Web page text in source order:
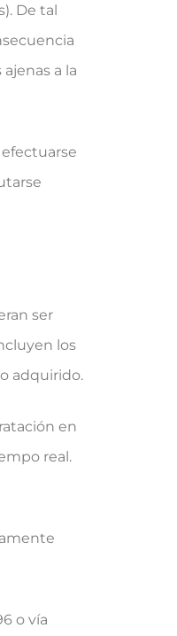
De tal
a la
ser
los
adquirido.
en
real.
o vía